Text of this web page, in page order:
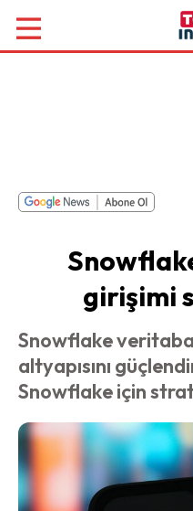
girişimi
Snowflake
altyapısını
Snowflake için